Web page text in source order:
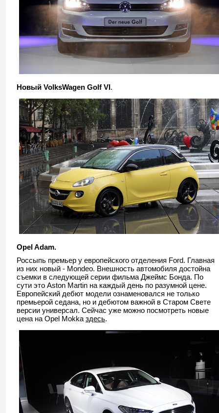
Новый VolksWagen Golf VI.
Opel Adam.
Россыпь премьер у европейского отделения Ford. Главная
из них новый - Mondeo. Внешность автомобиля достойна
съемки в следующей серии фильма Джеймс Бонда. По
сути это Aston Martin на каждый день по разумной цене.
Европейский дебют модели ознаменовался не только
премьерой седана, но и дебютом важной в Старом Свете
версии универсал. Сейчас уже можно посмотреть новые
цена на Opel Mokka здесь.